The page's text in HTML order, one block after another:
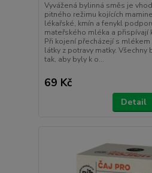
Vyvážená bylinná směs je
pitného režimu kojících
lékařské, kmín a fenykl
mateřského mléka a přispívají
Při kojení přecházejí s
látky z potravy matky. Všechny
tak, aby byly k o...
69 Kč
Detail